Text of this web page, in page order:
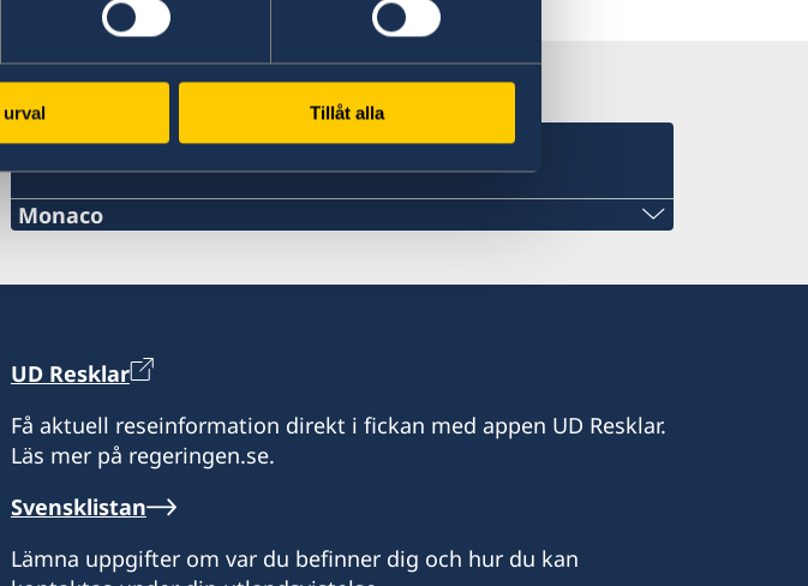
Tillåt alla
Monaco
Consulat honoraire de Suède à Monaco
4, Rue de la Turbie
98000 Monaco
UD Resklar
Få aktuell reseinformation direkt i fickan med appen UD Resklar.
Läs mer på regeringen.se.
Svensklistan
Lämna uppgifter om var du befinner dig och hur du kan